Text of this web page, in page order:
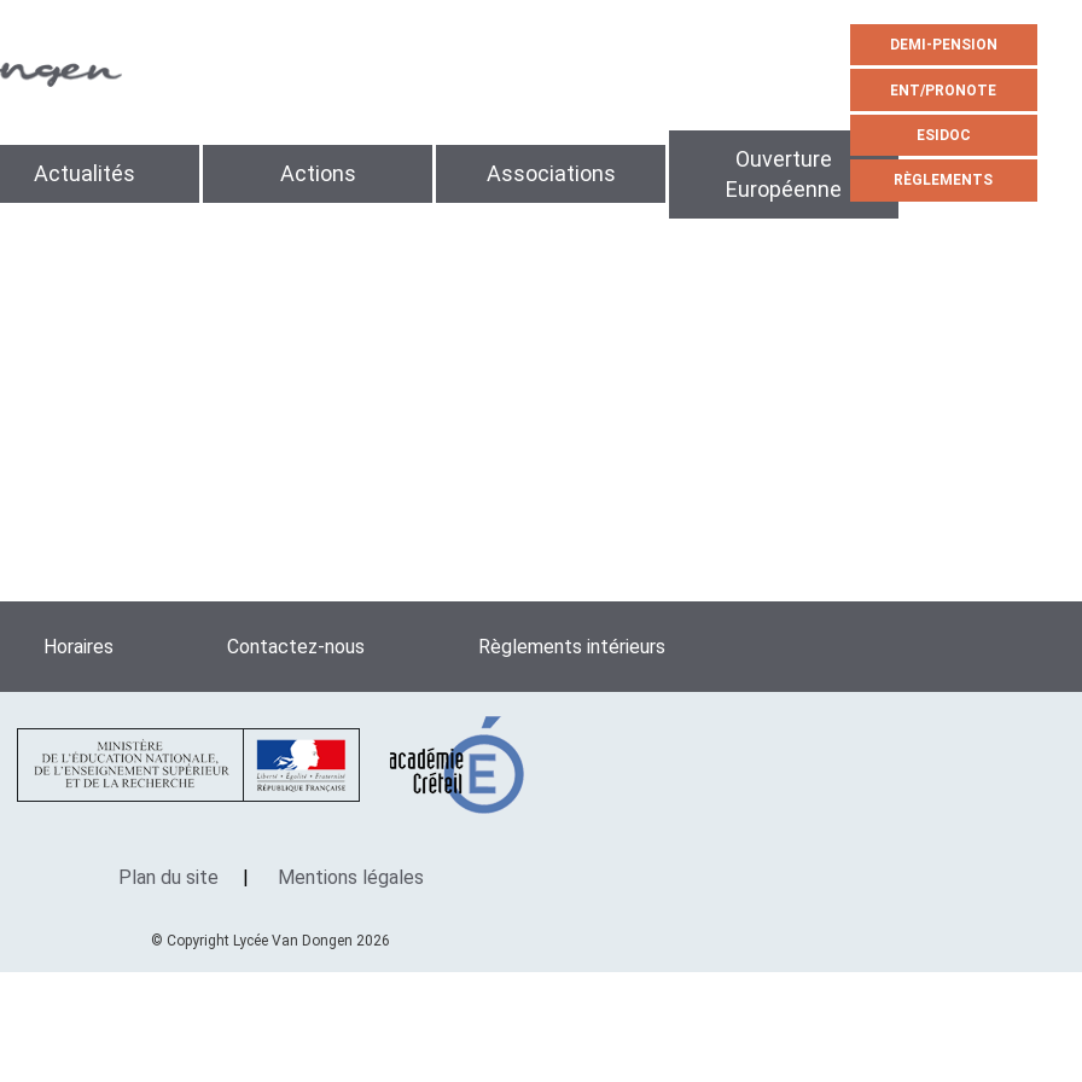
Actualités Actions Associations
Ouverture
Européenne
DEMI-PENSION
ENT/PRONOTE
ESIDOC
RÈGLEMENTS
Horaires Contactez-nous Règlements intérieurs
Plan du site Mentions légales
© Copyright Lycée Van Dongen 2026